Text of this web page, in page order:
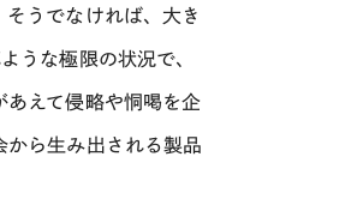
うでなければ、大き
うな極限の状況で、
あえて侵略や恫喝を企
から生み出される製品